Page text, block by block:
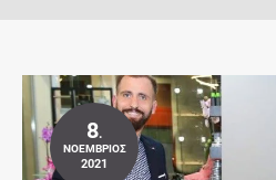
8.
ΝΟΈΜΒΡΙΟΣ
2021